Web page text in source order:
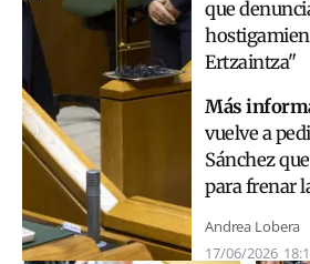
que
Ertzaintza"
Más
vuelve a
Sánchez
para frenar
Andrea Lobera
17/06/2026